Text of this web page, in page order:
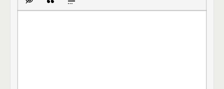
Вставка скрытого текста
Вставка цитаты
Вставка спойлера